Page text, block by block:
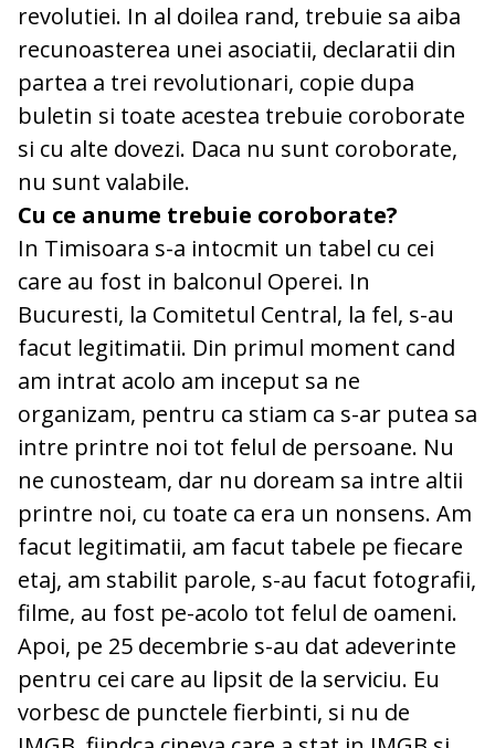
revolutiei. In al doilea rand, trebuie sa aiba
recunoasterea unei asociatii, declaratii din
partea a trei revolutionari, copie dupa
buletin si toate acestea trebuie coroborate
si cu alte dovezi. Daca nu sunt coroborate,
nu sunt valabile.
Cu ce anume trebuie coroborate?
In Timisoara s-a intocmit un tabel cu cei
care au fost in balconul Operei. In
Bucuresti, la Comitetul Central, la fel, s-au
facut legitimatii. Din primul moment cand
am intrat acolo am inceput sa ne
organizam, pentru ca stiam ca s-ar putea sa
intre printre noi tot felul de persoane. Nu
ne cunosteam, dar nu doream sa intre altii
printre noi, cu toate ca era un nonsens. Am
facut legitimatii, am facut tabele pe fiecare
etaj, am stabilit parole, s-au facut fotografii,
filme, au fost pe-acolo tot felul de oameni.
Apoi, pe 25 decembrie s-au dat adeverinte
pentru cei care au lipsit de la serviciu. Eu
vorbesc de punctele fierbinti, si nu de